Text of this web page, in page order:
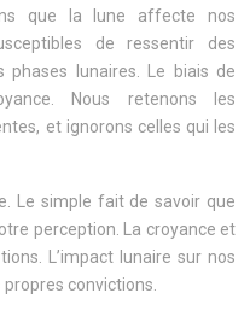
que la lune affecte nos
de ressentir des
phases lunaires. Le biais de
Nous retenons les
et ignorons celles qui les
Le simple fait de savoir que
perception. La croyance et
L’impact lunaire sur nos
convictions.